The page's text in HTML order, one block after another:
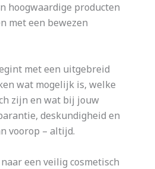
hoogwaardige producten
met een bewezen
met een uitgebreid
wat mogelijk is, welke
zijn en wat bij jouw
deskundigheid en
voorop – altijd.
een veilig cosmetisch